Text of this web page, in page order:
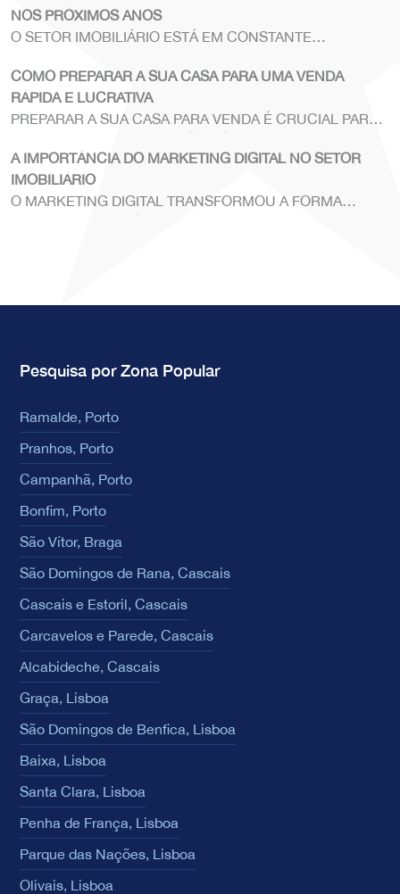
NOS PRÓXIMOS ANOS
O SETOR IMOBILIÁRIO ESTÁ EM CONSTANTE
COMO PREPARAR A SUA CASA PARA UMA VENDA
RÁPIDA E LUCRATIVA
PREPARAR A SUA CASA PARA VENDA É CRUCIAL PARA
A IMPORTÂNCIA DO MARKETING DIGITAL NO SETOR
IMOBILIÁRIO
O MARKETING DIGITAL TRANSFORMOU A FORMA
Pesquisa por Zona Popular
Ramalde, Porto
Pranhos, Porto
Campanhã, Porto
Bonfim, Porto
São Vítor, Braga
São Domingos de Rana, Cascais
Cascais e Estoril, Cascais
Carcavelos e Parede, Cascais
Alcabideche, Cascais
Graça, Lisboa
São Domingos de Benfica, Lisboa
Baixa, Lisboa
Santa Clara, Lisboa
Penha de França, Lisboa
Parque das Nações, Lisboa
Olivais, Lisboa